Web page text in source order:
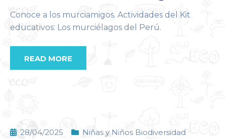
Conoce a los murciamigos. Actividades del Kit
educativos: Los murciélagos del Perú.
READ MORE
28/04/2025
Niñas y Niños Biodiversidad